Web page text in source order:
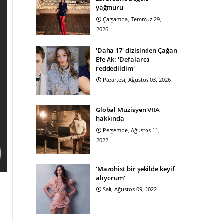
yağmuru
Çarşamba, Temmuz 29,
2026
'Daha 17' dizisinden Çağan
Efe Ak: 'Defalarca
reddedildim'
Pazartesi, Ağustos 03, 2026
Global Müzisyen VIIA
hakkında
Perşembe, Ağustos 11,
2022
'Mazohist bir şekilde keyif
alıyorum'
Salı, Ağustos 09, 2022